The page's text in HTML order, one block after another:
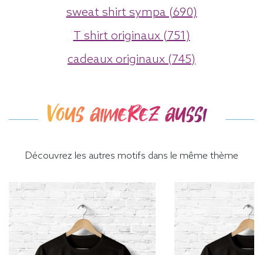
sweat shirt sympa (690)
T shirt originaux (751)
cadeaux originaux (745)
Vous aimerez aussi
Découvrez les autres motifs dans le même thème